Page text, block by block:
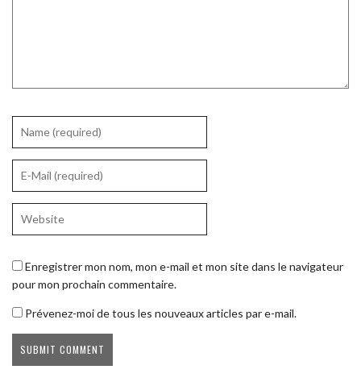
Enregistrer mon nom, mon e-mail et mon site dans le navigateur
pour mon prochain commentaire.
Prévenez-moi de tous les nouveaux articles par e-mail.